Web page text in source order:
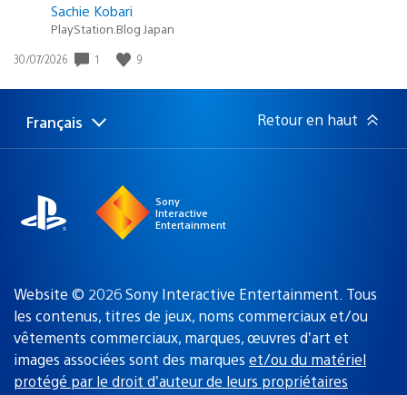
Sachie Kobari
PlayStation.Blog Japan
Date
publication
30/07/2026 1 9
Choisir
une
Région
actuelle
Français Retour en haut
Sony
Interactive
Entertainment
Website © 2026 Sony Interactive Entertainment. Tous
les contenus, titres de jeux, noms commerciaux et/ou
vêtements commerciaux, marques, œuvres d’art et
images associées sont des marques et/ou du matériel
protégé par le droit d’auteur de leurs propriétaires